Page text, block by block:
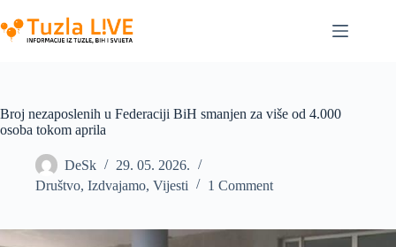
to
content
Broj nezaposlenih u Federaciji BiH smanjen za više od 4.000
osoba tokom aprila
DeSk
29. 05. 2026.
Društvo, Izdvajamo, Vijesti 1 Comment